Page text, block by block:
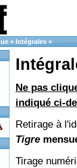
» Intégrales »
Ne pas
indiqué ci-
Retirage à
Tigre
Tirage